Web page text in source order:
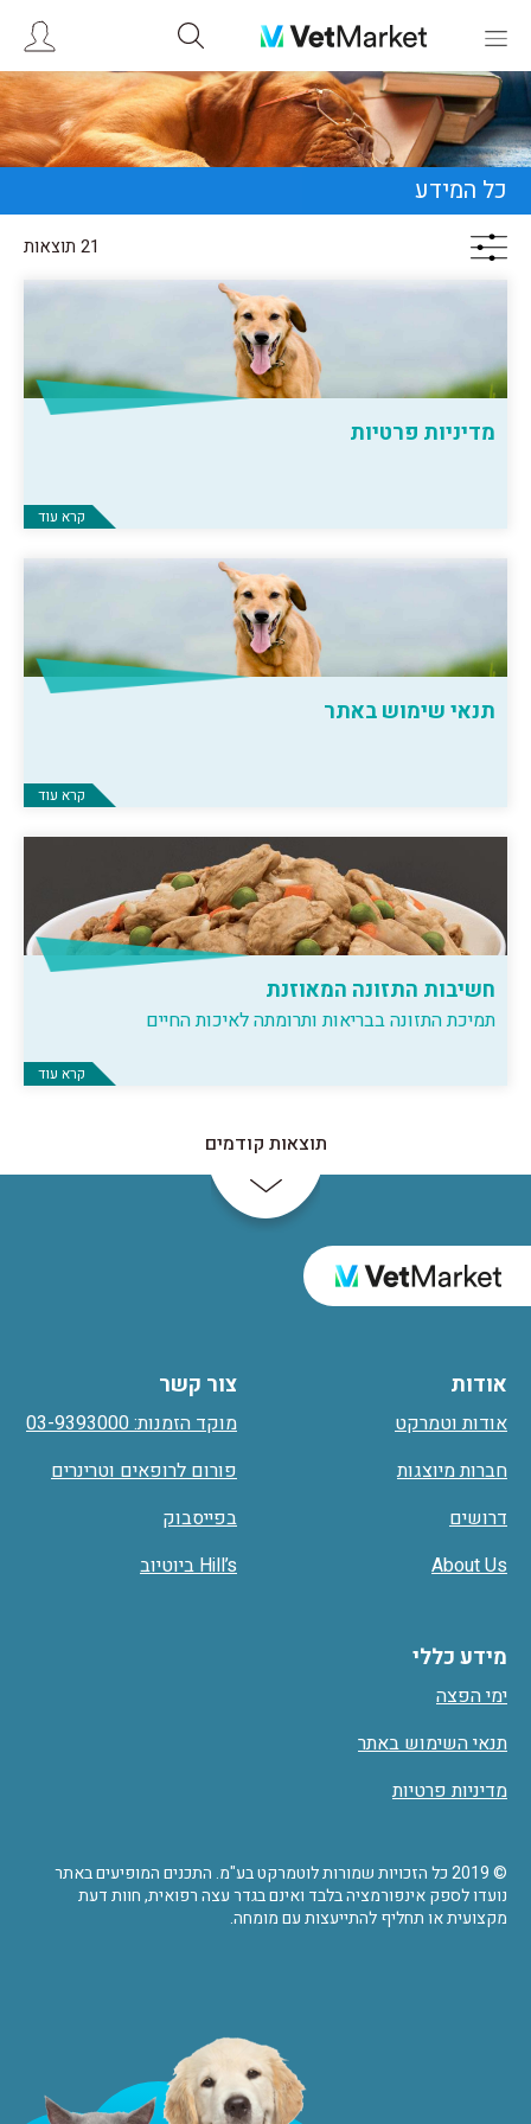
כל המידע
21 תוצאות
מדיניות פרטיות
קרא עוד
תנאי שימוש באתר
קרא עוד
חשיבות התזונה המאוזנת
תמיכת התזונה בבריאות ותרומתה לאיכות החיים
קרא עוד
תוצאות קודמים
אודות
אודות וטמרקט
חברות מיוצגות
דרושים
About Us
מידע כללי
ימי הפצה
תנאי השימוש באתר
מדיניות פרטיות
צור קשר
מוקד הזמנות: 03-9393000
פורום לרופאים וטרינרים
בפייסבוק
Hill’s ביוטיוב
© 2019 כל הזכויות שמורות לוטמרקט בע"מ. התכנים המופיעים באתר
נועדו לספק אינפורמציה בלבד ואינם בגדר עצה רפואית, חוות דעת
מקצועית או תחליף להתייעצות עם מומחה.